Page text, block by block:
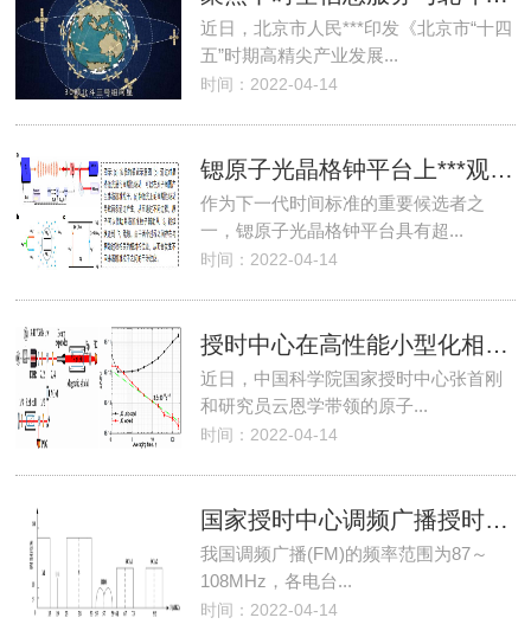
近日，北京市人民***印发《北京市“十四
五”时期高精尖产业发展...
时间：2022-04-14
锶原子光晶格钟平台上***观测到弗洛凯准粒子干涉效应
作为下一代时间标准的重要候选者之
一，锶原子光晶格钟平台具有超...
时间：2022-04-14
授时中心在高性能小型化相干布居囚禁原子钟研究中获进展
近日，中国科学院国家授时中心张首刚
和研究员云恩学带领的原子...
时间：2022-04-14
国家授时中心调频广播授时方法研究取得新进展
我国调频广播(FM)的频率范围为87～
108MHz，各电台...
时间：2022-04-14